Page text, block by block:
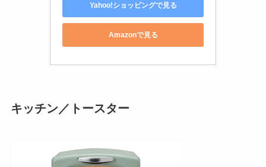
Yahoo!ショッピングで見る
Amazonで見る
キッチン／トースター